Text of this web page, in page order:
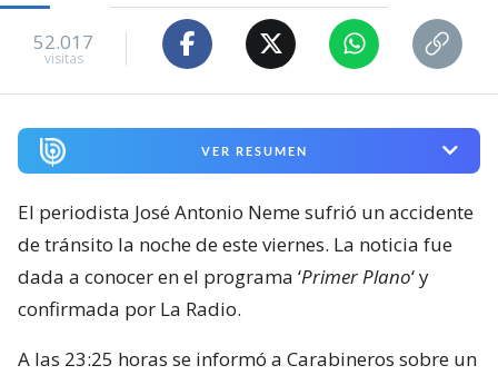
52.017
visitas
VER RESUMEN
El periodista José Antonio Neme sufrió un accidente
de tránsito la noche de este viernes. La noticia fue
dada a conocer en el programa ‘Primer Plano‘ y
confirmada por La Radio.
A las 23:25 horas se informó a Carabineros sobre un